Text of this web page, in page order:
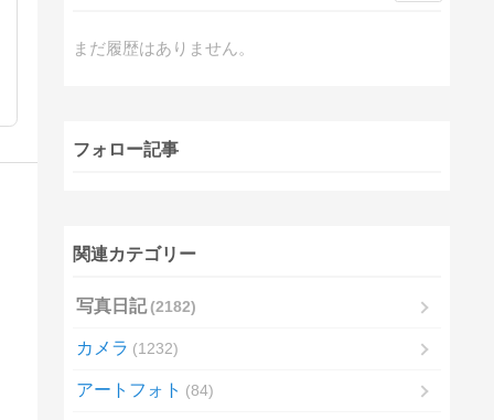
まだ履歴はありません。
フォロー記事
関連カテゴリー
写真日記 2182
カメラ 1232
アートフォト 84